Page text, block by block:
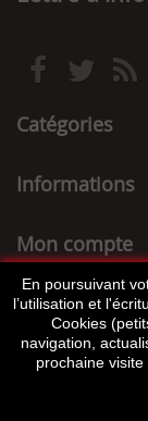
Catégories
Informations
Mon compte
Informations
En poursuivant
l’utilisation et
Cookies
navigation,
prochaine